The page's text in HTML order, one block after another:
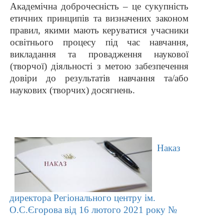
Академічна доброчесність – це сукупність
етичних принципів та визначених законом
правил, якими мають керуватися учасники
освітнього процесу під час навчання,
викладання та провадження наукової
(творчої) діяльності з метою забезпечення
довіри до результатів навчання та/або
наукових (творчих) досягнень.
Наказ
директора Регіонального центру ім.
О.С.Єгорова від 16 лютого 2021 року №